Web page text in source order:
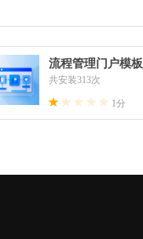
流程管理门户模板
共安装313次
1分